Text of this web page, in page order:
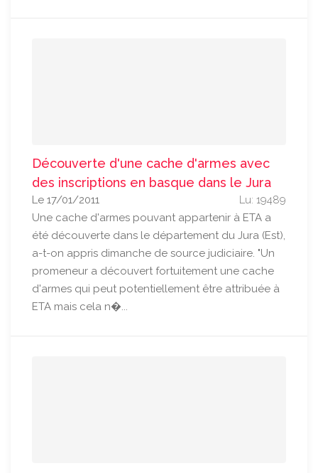
Découverte d'une cache d'armes avec
des inscriptions en basque dans le Jura
Lu: 19489
Le 17/01/2011
Une cache d'armes pouvant appartenir à ETA a
été découverte dans le département du Jura (Est),
a-t-on appris dimanche de source judiciaire. "Un
promeneur a découvert fortuitement une cache
d'armes qui peut potentiellement être attribuée à
ETA mais cela n�...